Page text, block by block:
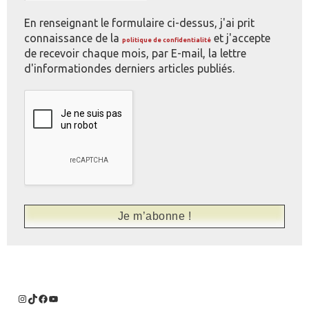
En renseignant le formulaire ci-dessus, j'ai prit
connaissance de la politique de confidentialité et j'accepte
de recevoir chaque mois, par E-mail, la lettre
d'informationdes derniers articles publiés.